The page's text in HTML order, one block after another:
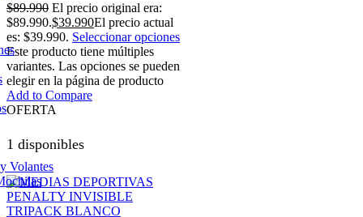
Volantes
$89.990 El precio original era:
$89.990.$39.990El precio actual
es: $39.990. Seleccionar opciones
Este producto tiene múltiples
variantes. Las opciones se pueden
elegir en la página de producto
Add to Compare
OFERTA
1 disponibles